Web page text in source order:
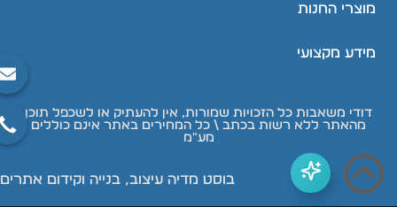
מוצרי החנות
מידע מקצועי
דודי משאבות כל הזכויות שמורות, אין להעתיק או לשכפל תוכן
מהאתר ללא רשות בכתב \ כל המחירים באתר אינם כוללים
מע"מ
בוסט מדיה עיצוב, בנייה וקידום אתרים